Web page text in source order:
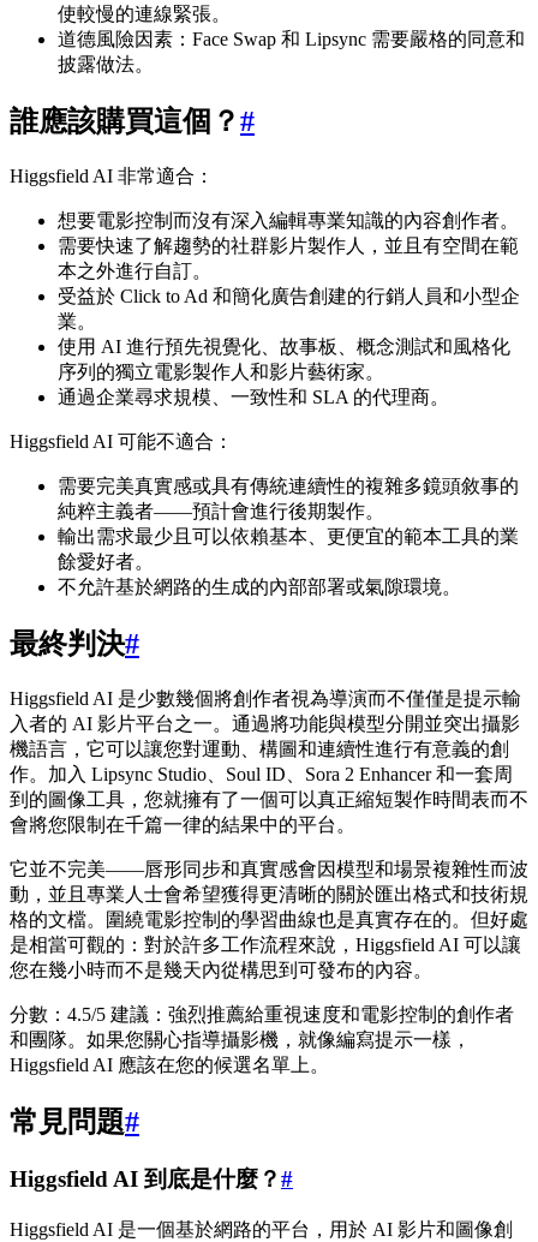
使較慢的連線緊張。
道德風險因素：Face Swap 和 Lipsync 需要嚴格的同意和
披露做法。
誰應該購買這個？#
Higgsfield AI 非常適合：
想要電影控制而沒有深入編輯專業知識的內容創作者。
需要快速了解趨勢的社群影片製作人，並且有空間在範
本之外進行自訂。
受益於 Click to Ad 和簡化廣告創建的行銷人員和小型企
業。
使用 AI 進行預先視覺化、故事板、概念測試和風格化
序列的獨立電影製作人和影片藝術家。
通過企業尋求規模、一致性和 SLA 的代理商。
Higgsfield AI 可能不適合：
需要完美真實感或具有傳統連續性的複雜多鏡頭敘事的
純粹主義者——預計會進行後期製作。
輸出需求最少且可以依賴基本、更便宜的範本工具的業
餘愛好者。
不允許基於網路的生成的內部部署或氣隙環境。
最終判決#
Higgsfield AI 是少數幾個將創作者視為導演而不僅僅是提示輸
入者的 AI 影片平台之一。通過將功能與模型分開並突出攝影
機語言，它可以讓您對運動、構圖和連續性進行有意義的創
作。加入 Lipsync Studio、Soul ID、Sora 2 Enhancer 和一套周
到的圖像工具，您就擁有了一個可以真正縮短製作時間表而不
會將您限制在千篇一律的結果中的平台。
它並不完美——唇形同步和真實感會因模型和場景複雜性而波
動，並且專業人士會希望獲得更清晰的關於匯出格式和技術規
格的文檔。圍繞電影控制的學習曲線也是真實存在的。但好處
是相當可觀的：對於許多工作流程來說，Higgsfield AI 可以讓
您在幾小時而不是幾天內從構思到可發布的內容。
分數：4.5/5 建議：強烈推薦給重視速度和電影控制的創作者
和團隊。如果您關心指導攝影機，就像編寫提示一樣，
Higgsfield AI 應該在您的候選名單上。
常見問題#
Higgsfield AI 到底是什麼？#
Higgsfield AI 是一個基於網路的平台，用於 AI 影片和圖像創